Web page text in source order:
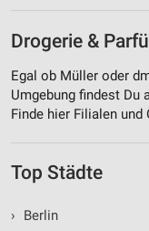
Drogerie &
Egal ob Müller oder
Umgebung findest Du
Finde hier Filialen und
Top Städte
›
Berlin